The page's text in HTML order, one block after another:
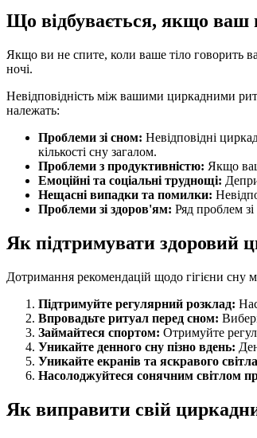
Що відбувається, якщо
Якщо ви не спите, коли ваше тіло говорить
ночі.
Невідповідність між вашими циркадними
належать:
Проблеми зі сном: Невідповідні
кількості сну загалом.
Проблеми з продуктивністю: Якщо
Емоційні та соціальні труднощі:
Нещасні випадки та помилки:
Проблеми зі здоров'ям: Ряд проблем
Як підтримувати здоровий
Дотримання рекомендацій щодо гігієни
Підтримуйте регулярний розклад:
Впровадьте ритуал перед сном:
Займайтеся спортом: Отримуйте
Уникайте денного сну пізно вдень:
Уникайте екранів та яскравого
Насолоджуйтеся сонячним світлом
Як виправити свій